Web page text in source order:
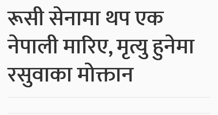
रूसी सेनामा थप एक
नेपाली मारिए, मृत्यु हुनेमा
रसुवाका मोक्तान